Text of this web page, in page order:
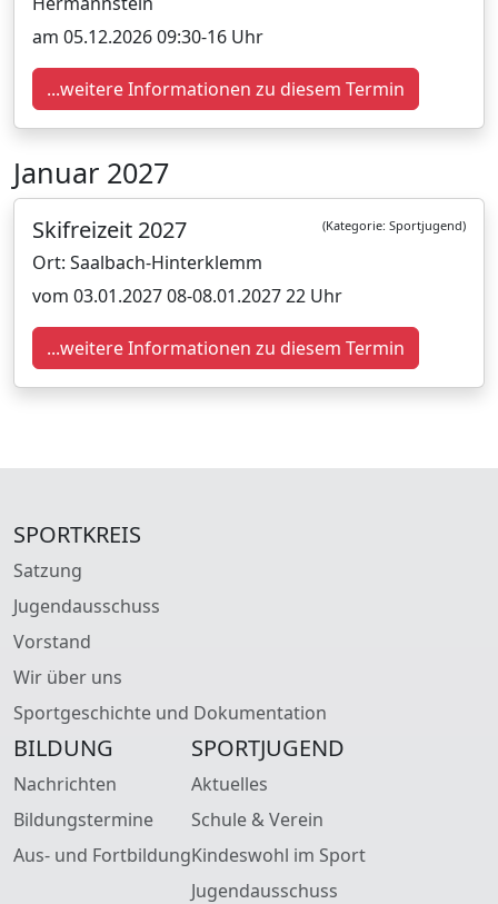
am 05.12.2026 09:30-16 Uhr
...weitere Informationen zu diesem Termin
Januar 2027
(Kategorie: Sportjugend)
Skifreizeit 2027
Ort: Saalbach-Hinterklemm
vom 03.01.2027 08-08.01.2027 22 Uhr
...weitere Informationen zu diesem Termin
SPORTKREIS
Satzung
Jugendausschuss
Vorstand
Wir über uns
Sportgeschichte und Dokumentation
BILDUNG
Nachrichten
Bildungstermine
Aus- und Fortbildung
SPORTJUGEND
Aktuelles
Schule & Verein
Kindeswohl im Sport
Jugendausschuss